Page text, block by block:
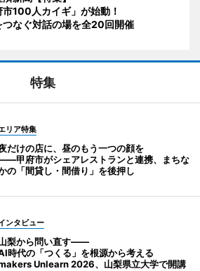
市100人カイギ」が始動！
つなぐ対話の場を全20回開催
特集
リア特集
だけの店に、昼のもう一つの顔を
甲府市がシェアレストランと連携、まちな
の「間貸し・間借り」を後押し
ンタビュー
梨から問い直す――
時代の「つくる」を根源から考える
Unlearn 2026、山梨県立大学で開講